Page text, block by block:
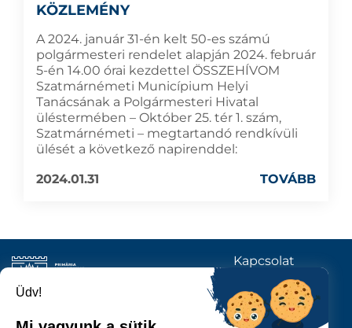
KÖZLEMÉNY
A 2024. január 31-én kelt 50-es számú
polgármesteri rendelet alapján 2024. február
5-én 14.00 órai kezdettel ÖSSZEHÍVOM
Szatmárnémeti Municípium Helyi
Tanácsának a Polgármesteri Hivatal
üléstermében – Október 25. tér 1. szám,
Szatmárnémeti – megtartandó rendkívüli
ülését a következő napirenddel:
2024.01.31
TOVÁBB
Kapcsolat
KÖVESSENEK
Üdv!